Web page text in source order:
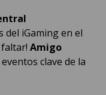
iGaming en el
faltar! Amigo
clave de la